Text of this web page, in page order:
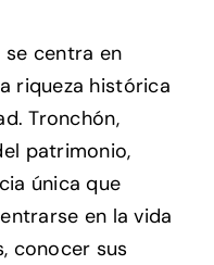
se centra en
riqueza histórica
Tronchón,
patrimonio,
única que
en la vida
conocer sus